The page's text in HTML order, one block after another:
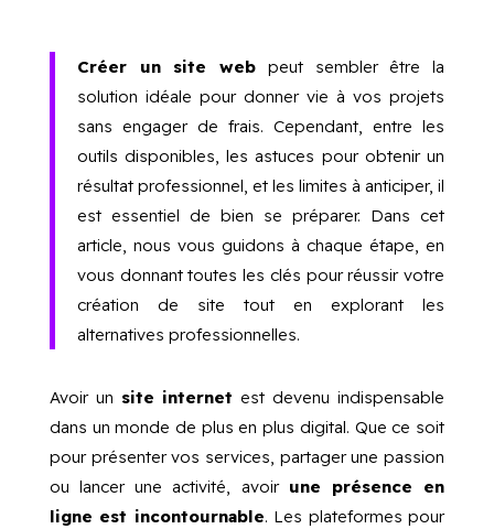
Créer un site web peut sembler être la
solution idéale pour donner vie à vos projets
sans engager de frais. Cependant, entre les
outils disponibles, les astuces pour obtenir un
résultat professionnel, et les limites à anticiper, il
est essentiel de bien se préparer. Dans cet
article, nous vous guidons à chaque étape, en
vous donnant toutes les clés pour réussir votre
création de site tout en explorant les
alternatives professionnelles.
Avoir un site internet est devenu indispensable
dans un monde de plus en plus digital. Que ce soit
pour présenter vos services, partager une passion
ou lancer une activité, avoir une présence en
ligne est incontournable. Les plateformes pour